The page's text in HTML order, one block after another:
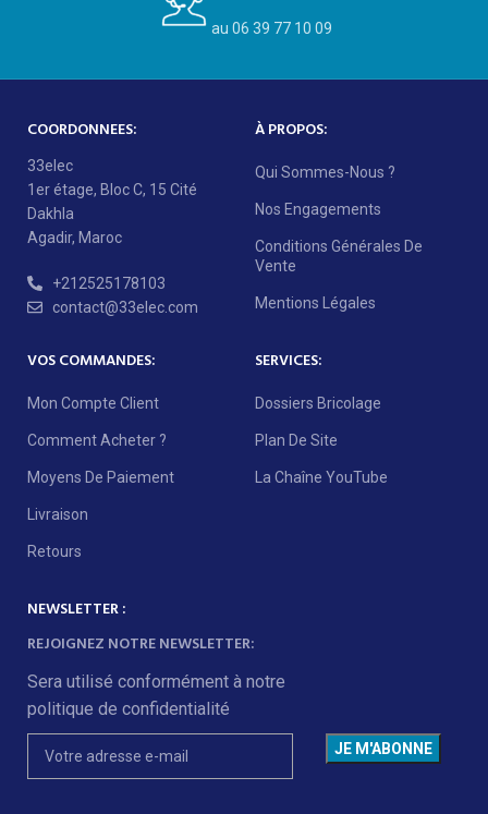
au 06 39 77 10 09
COORDONNEES:
33elec
1er étage, Bloc C, 15 Cité
Dakhla
Agadir, Maroc
+212525178103
contact@33elec.com
À PROPOS:
Qui Sommes-Nous ?
Nos Engagements
Conditions Générales De
Vente
Mentions Légales
VOS COMMANDES:
Mon Compte Client
Comment Acheter ?
Moyens De Paiement
Livraison
Retours
SERVICES:
Dossiers Bricolage
Plan De Site
La Chaîne YouTube
NEWSLETTER :
REJOIGNEZ NOTRE NEWSLETTER:
Sera utilisé conformément à notre
politique de confidentialité